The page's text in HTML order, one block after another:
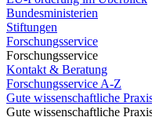
Bundesministerien
Stiftungen
Forschungsservice
Forschungsservice
Kontakt & Beratung
Forschungsservice A-Z
Gute wissenschaftliche
Gute wissenschaftliche